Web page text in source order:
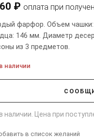
₽ оплата при
фарфор. Объем
146 мм. Диаметр
из 3 предметов.
наличии
наличии. Цена при
в список желаний